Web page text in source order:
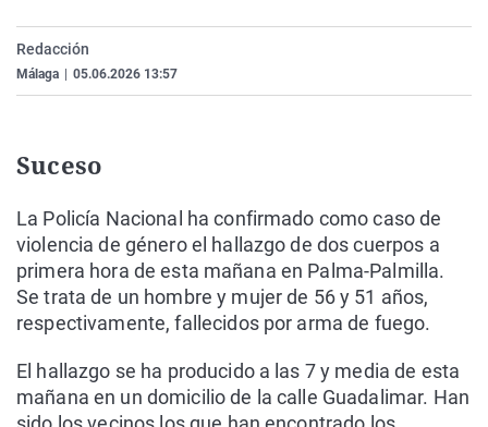
Como el perro y el
Equipo de
La Rioja
Elecciones
Redacción
Málaga 05.06.2026 13:57
Suceso
La Policía Nacional ha confirmado como caso de
violencia de género el hallazgo de dos cuerpos a
primera hora de esta mañana en Palma-Palmilla.
Se trata de un hombre y mujer de 56 y 51 años,
respectivamente, fallecidos por arma de fuego.
El hallazgo se ha producido a las 7 y media de esta
mañana en un domicilio de la calle Guadalimar. Han